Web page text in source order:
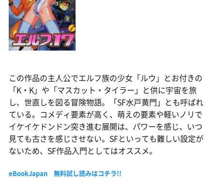
この作品の主人公でエルフ族の少女「ルウ」とお付きの
「K・K」や「マスカット・タイラー」と供に宇宙を旅
し、世直しを図る冒険物語。「SF水戸黄門」とも呼ばれ
ている。コメディ要素が高く、萌えの要素や軽いノリで
イケイケドンドン突き進む展開は、パワーを感じ、いつ
見ても古さを感じさせない。SFといっても難しい設定が
ないため、SF作品入門としてはオススメ。
eBookJapan 無料試し読みはコチラ!!